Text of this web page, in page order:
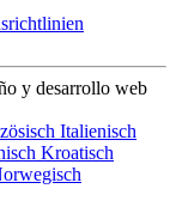
y desarrollo web
Italienisch
Kroatisch